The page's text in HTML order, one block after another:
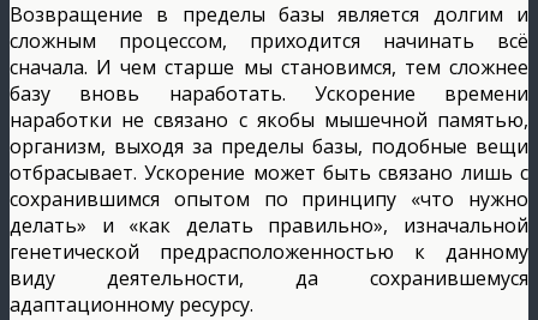
Возвращение в пределы базы является долгим и
сложным процессом, приходится начинать всё
сначала. И чем старше мы становимся, тем сложнее
базу вновь наработать. Ускорение времени
наработки не связано с якобы мышечной памятью,
организм, выходя за пределы базы, подобные вещи
отбрасывает. Ускорение может быть связано лишь с
сохранившимся опытом по принципу «что нужно
делать» и «как делать правильно», изначальной
генетической предрасположенностью к данному
виду деятельности, да сохранившемуся
адаптационному ресурсу.